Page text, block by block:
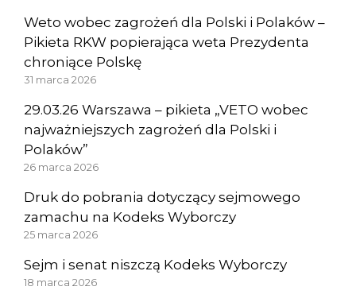
Weto wobec zagrożeń dla Polski i Polaków –
Pikieta RKW popierająca weta Prezydenta
chroniące Polskę
31 marca 2026
29.03.26 Warszawa – pikieta „VETO wobec
najważniejszych zagrożeń dla Polski i
Polaków”
26 marca 2026
Druk do pobrania dotyczący sejmowego
zamachu na Kodeks Wyborczy
25 marca 2026
Sejm i senat niszczą Kodeks Wyborczy
18 marca 2026